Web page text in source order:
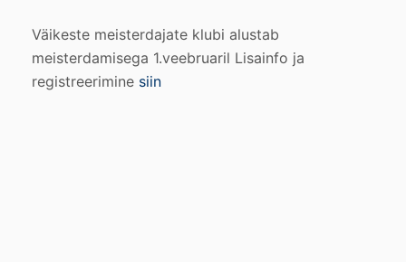
Väikeste meisterdajate klubi alustab
meisterdamisega 1.veebruaril Lisainfo ja
registreerimine siin